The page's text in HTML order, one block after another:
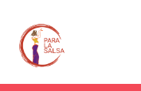
content